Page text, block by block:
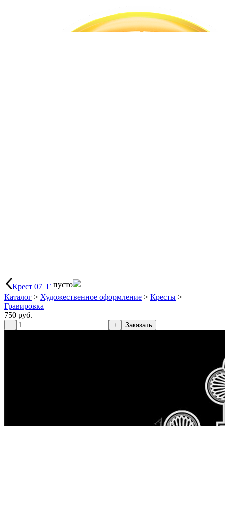
Крест 07_Г пусто
Каталог > Художественное оформление > Кресты >
Гравировка
750 руб.